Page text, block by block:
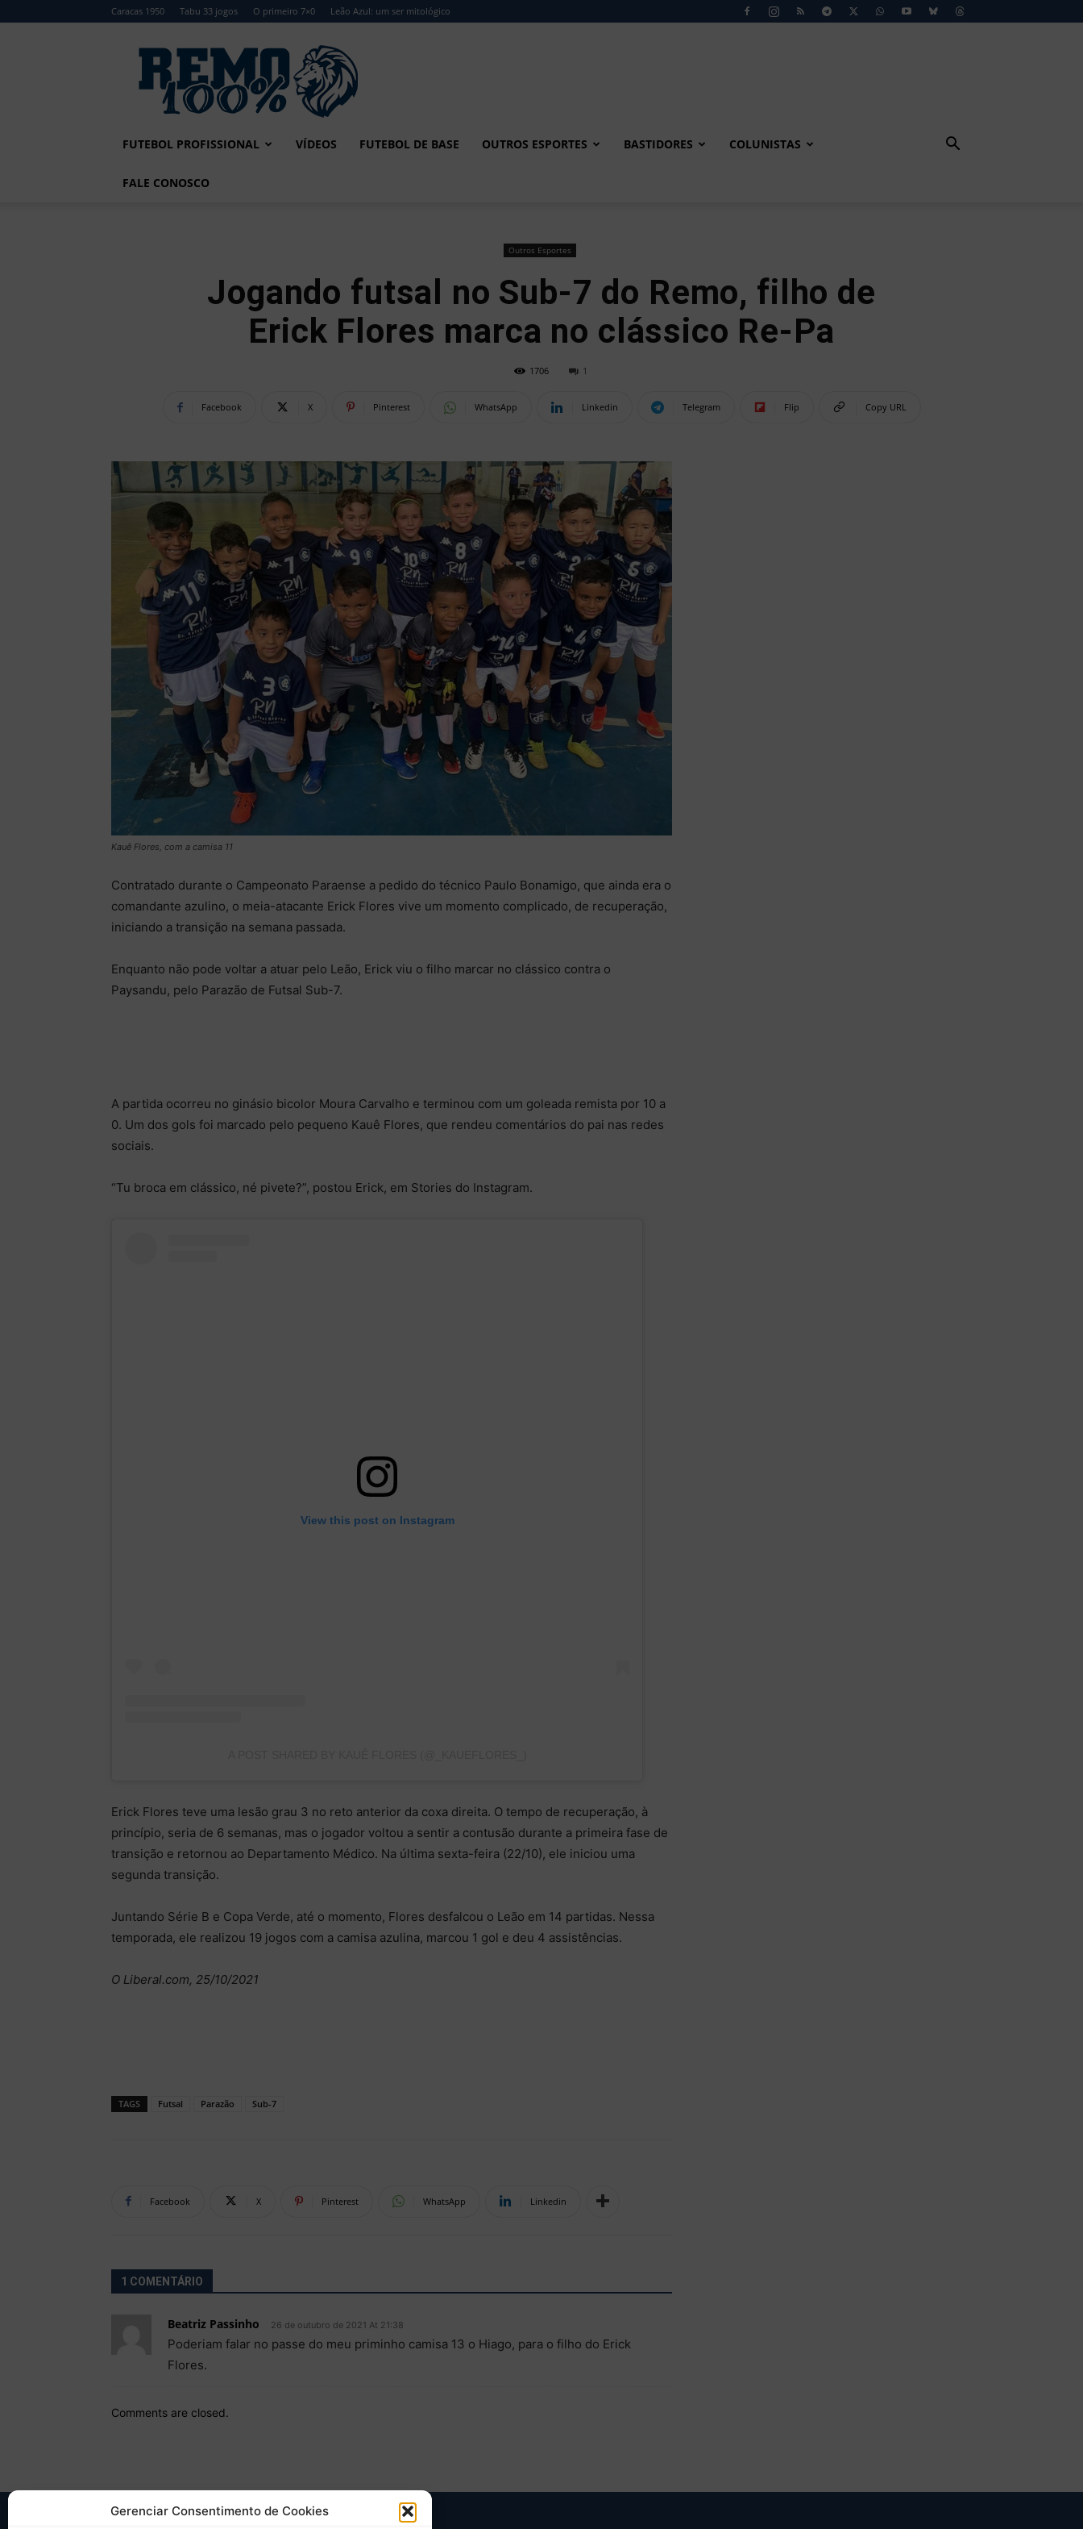
Gerenciar Consentimento de Cookies
Caracas 1950 Tabu 33 jogos O primeiro 7×0 Leão Azul: um ser mitológico
Remo
FUTEBOL PROFISSIONAL VÍDEOS FUTEBOL DE BASE OUTROS ESPORTES BASTIDORES COLUNISTAS
FALE CONOSCO
Outros Esportes
Jogando futsal no Sub-7 do Remo, filho de
Erick Flores marca no clássico Re-Pa
1706 1
Facebook X Pinterest WhatsApp Linkedin Telegram Flip Copy URL
Kauê Flores, com a camisa 11
Contratado durante o Campeonato Paraense a pedido do técnico Paulo Bonamigo, que ainda era o
comandante azulino, o meia-atacante Erick Flores vive um momento complicado, de recuperação,
iniciando a transição na semana passada.
Enquanto não pode voltar a atuar pelo Leão, Erick viu o filho marcar no clássico contra o
Paysandu, pelo Parazão de Futsal Sub-7.
A partida ocorreu no ginásio bicolor Moura Carvalho e terminou com um goleada remista por 10 a
0. Um dos gols foi marcado pelo pequeno Kauê Flores, que rendeu comentários do pai nas redes
sociais.
“Tu broca em clássico, né pivete?”, postou Erick, em Stories do Instagram.
View this post on Instagram
Erick Flores teve uma lesão grau 3 no reto anterior da coxa direita. O tempo de recuperação, à
princípio, seria de 6 semanas, mas o jogador voltou a sentir a contusão durante a primeira fase de
transição e retornou ao Departamento Médico. Na última sexta-feira (22/10), ele iniciou uma
segunda transição.
Juntando Série B e Copa Verde, até o momento, Flores desfalcou o Leão em 14 partidas. Nessa
temporada, ele realizou 19 jogos com a camisa azulina, marcou 1 gol e deu 4 assistências.
O Liberal.com, 25/10/2021
TAGS Futsal Parazão Sub-7
Facebook X Pinterest WhatsApp Linkedin
1 COMENTÁRIO
Beatriz Passinho 26 de outubro de 2021 At 21:38
Poderiam falar no passe do meu priminho camisa 13 o Hiago, para o filho do Erick
Flores.
Comments are closed.